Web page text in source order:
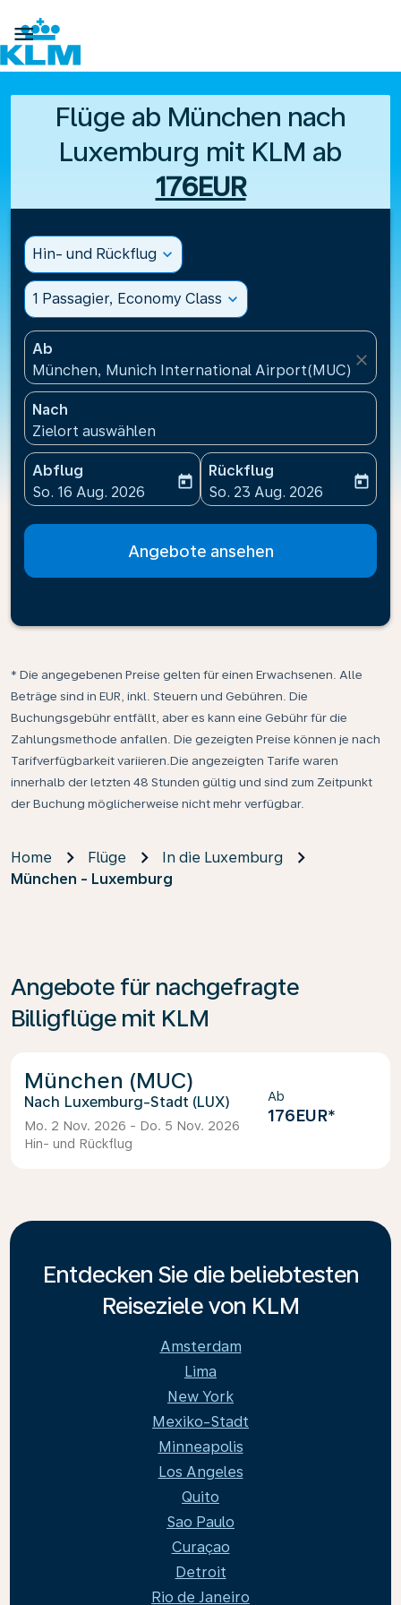

Flüge ab München nach
Luxemburg mit KLM ab
176EUR
Hin- und Rückflug expand_more
1 Passagier, Economy Class expand_more
Ab
München, Munich International Airport(MUC),
close
Nach
Zielort auswählen
Abflug
fc-booking-departure-date-aria-label
So. 16 Aug. 2026
today
Rückflug
fc-booking-return-date-
So. 23 Aug. 2026
today
Angebote ansehen
* Die angegebenen Preise gelten für einen Erwachsenen. Alle
Beträge sind in EUR, inkl. Steuern und Gebühren. Die
Buchungsgebühr entfällt, aber es kann eine Gebühr für die
Zahlungsmethode anfallen. Die gezeigten Preise können je nach
Tarifverfügbarkeit variieren.Die angezeigten Tarife waren
innerhalb der letzten 48 Stunden gültig und sind zum Zeitpunkt
der Buchung möglicherweise nicht mehr verfügbar.
Home Flüge
In die Luxemburg
München - Luxemburg
Angebote für nachgefragte
Billigflüge mit KLM
München (MUC)
Luxemburg-Stadt (LUX)
Mo. 2 Nov. 2026 - Do. 5 Nov. 2026
Hin- und Rückflug
Ab
176EUR*
Entdecken Sie die beliebtesten
Reiseziele von KLM
Amsterdam
Lima
New York
Mexiko-Stadt
Minneapolis
Los Angeles
Quito
Sao Paulo
Curaçao
Detroit
Rio de Janeiro